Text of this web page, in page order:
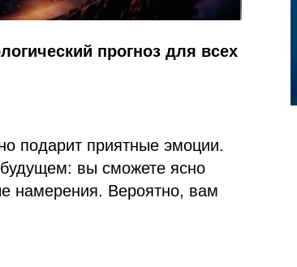
прогноз для всех
подарит приятные эмоции.
вы сможете ясно
намерения. Вероятно, вам